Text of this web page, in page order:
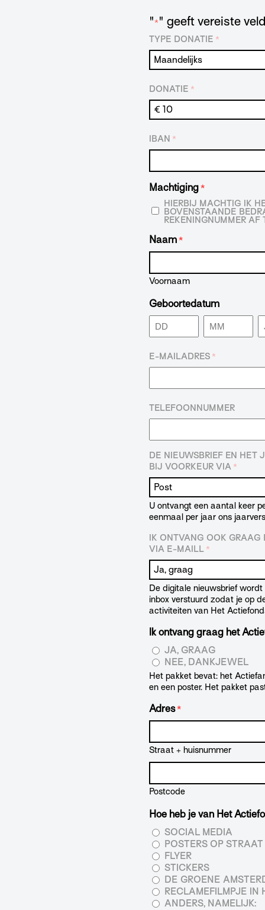
" * " geeft vereiste
TYPE DONATIE *
DONATIE *
IBAN *
Machtiging *
HIERBIJ MACHTIG IK
BOVENSTAANDE
REKENINGNUMMER AF
Naam *
Voornaam
Geboortedatum
Dag Maand
E-MAILADRES *
TELEFOONNUMMER
DE NIEUWSBRIEF EN HET
BIJ VOORKEUR VIA *
U ontvangt een aantal keer
eenmaal per jaar ons
IK ONTVANG OOK
VIA E-MAILL *
De digitale nieuwsbrief
inbox verstuurd zodat je op
activiteiten van Het
Ik ontvang graag het
JA, GRAAG
NEE, DANKJEWEL
Het pakket bevat: het
en een poster. Het pakket
Adres *
Straat + huisnummer
Postcode
Hoe heb je van Het
SOCIAL MEDIA
POSTERS OP STRAAT
FLYER
STICKERS
DE GROENE
RECLAMEFILMPJE IN
ANDERS, NAMELIJK: